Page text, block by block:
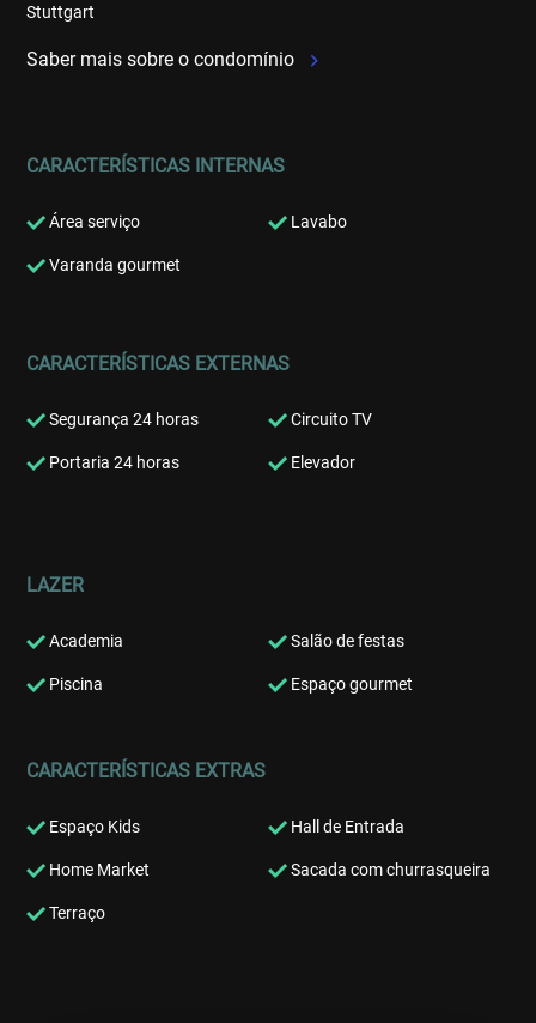
Stuttgart
Saber mais sobre o condomínio
CARACTERÍSTICAS INTERNAS
Área serviço Lavabo
Varanda gourmet
CARACTERÍSTICAS EXTERNAS
Segurança 24 horas Circuito TV
Portaria 24 horas Elevador
LAZER
Academia Salão de festas
Piscina Espaço gourmet
CARACTERÍSTICAS EXTRAS
Espaço Kids Hall de Entrada
Home Market Sacada com churrasqueira
Terraço